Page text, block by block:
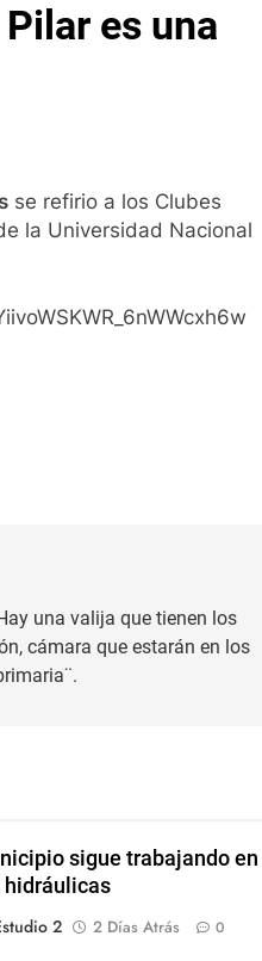
es una
se refirio a los Clubes
la Universidad Nacional
una valija que tienen los
cámara que estarán en los
sigue trabajando en
hidráulicas
2
2 Días Atrás 0